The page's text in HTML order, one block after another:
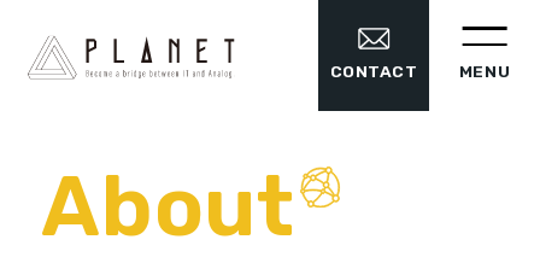
CONTACT MENU
About